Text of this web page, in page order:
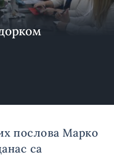
послова Марко
са